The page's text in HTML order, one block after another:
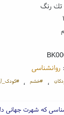
تك رنگ
روانشناسی
، #خشم ،
که شهرت